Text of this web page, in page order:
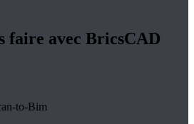
faire avec BricsCAD
to-Bim